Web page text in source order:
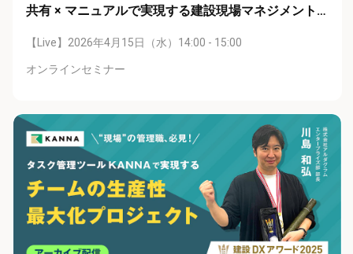
共有 × マニュアルで実現する建設現場マネジメント
【Live】2026年4月15日（水）14:00 - 15:00
オンラインセミナー